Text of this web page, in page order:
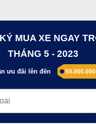
MUA XE NGAY
THÁNG 5 - 2023
ưu đãi lên đến